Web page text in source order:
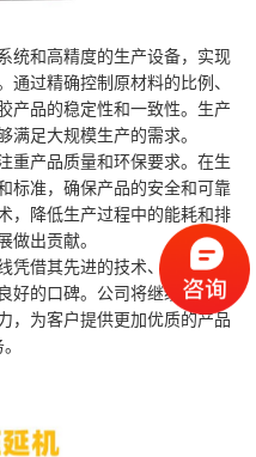
统和高精度的生产设备，实现
通过精确控制原材料的比例、
产品的稳定性和一致性。生产
满足大规模生产的需求。
重产品质量和环保要求。在生
标准，确保产品的安全和可靠
，降低生产过程中的能耗和排
做出贡献。
凭借其先进的技术、稳定的质
好的口碑。公司将继续加大研
，为客户提供更加优质的产品